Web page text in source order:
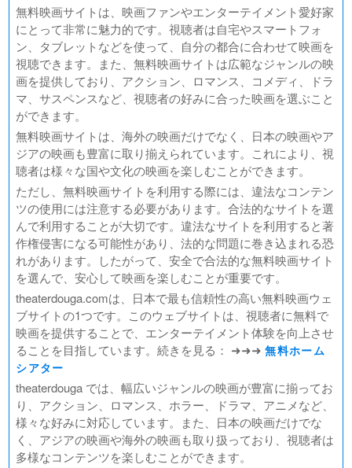
無料映画サイトは、映画ファンやエンターテイメント愛好家
にとって非常に魅力的です。視聴者は自宅やスマートフォ
ン、タブレットなどを使って、自分の都合に合わせて映画を
視聴できます。また、無料映画サイトは広範なジャンルの映
画を提供しており、アクション、ロマンス、コメディ、ドラ
マ、サスペンスなど、視聴者の好みに合った映画を選ぶこと
ができます。
無料映画サイトは、海外の映画だけでなく、日本の映画やア
ジアの映画も豊富に取り揃えられています。これにより、視
聴者は様々な国や文化の映画を楽しむことができます。
ただし、無料映画サイトを利用する際には、違法なコンテン
ツの使用には注意する必要があります。合法的なサイトを選
んで利用することが大切です。違法なサイトを利用すると著
作権侵害になる可能性があり、法的な問題に巻き込まれる恐
れがあります。したがって、安全で合法的な無料映画サイト
を選んで、安心して映画を楽しむことが重要です。
theaterdouga.comは、日本で最も信頼性の高い無料映画ウェ
ブサイトの1つです。このウェブサイトは、視聴者に無料で
映画を提供することで、エンターテイメント体験を向上させ
ることを目指しています。続きを見る： ➜➜➜無料ホーム
シアター
theaterdouga では、幅広いジャンルの映画が豊富に揃ってお
り、アクション、ロマンス、ホラー、ドラマ、アニメなど、
様々な好みに対応しています。また、日本の映画だけでな
く、アジアの映画や海外の映画も取り扱っており、視聴者は
多様なコンテンツを楽しむことができます。